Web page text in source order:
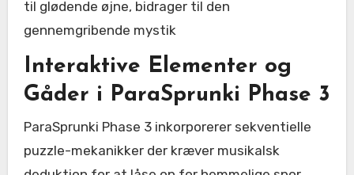
til glødende øjne, bidrager til den
gennemgribende mystik
Interaktive Elementer og
Gåder i ParaSprunki Phase 3
ParaSprunki Phase 3 inkorporerer sekventielle
puzzle-mekanikker der kræver musikalsk